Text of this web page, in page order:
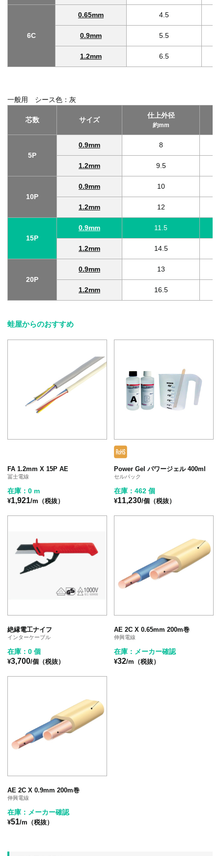
6C
0.65mm 4.5
0.9mm 5.5
1.2mm 6.5
一般用 シース色：灰
芯数 サイズ
仕上外径
約mm
5P
0.9mm 8
1.2mm 9.5
10P
0.9mm 10
1.2mm 12
15P
0.9mm 11.5
1.2mm 14.5
20P
0.9mm 13
1.2mm 16.5
蛙屋からのおすすめ
FA 1.2mm X 15P AE
冨士電線
在庫：0 m
¥1,921/m（税抜）
Power Gel パワージェル 400ml
セルパック
在庫：462 個
¥11,230/個（税抜）
絶縁電工ナイフ
インターケーブル
在庫：0 個
¥3,700/個（税抜）
AE 2C X 0.65mm 200m巻
伸興電線
在庫：メーカー確認
¥32/m（税抜）
AE 2C X 0.9mm 200m巻
伸興電線
在庫：メーカー確認
¥51/m（税抜）